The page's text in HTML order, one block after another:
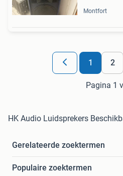
Montfort
1 2
Pagina 1
HK Audio Luidsprekers
Gerelateerde zoektermen
Populaire zoektermen